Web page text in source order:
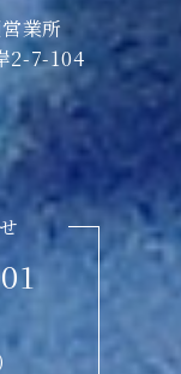
業所
2-7-104